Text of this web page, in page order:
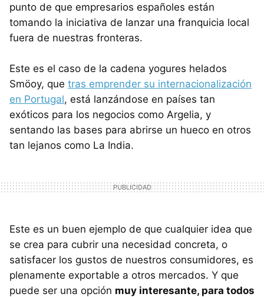
punto de que empresarios españoles están
tomando la iniciativa de lanzar una franquicia local
fuera de nuestras fronteras.
Este es el caso de la cadena yogures helados
Smöoy, que tras emprender su internacionalización
en Portugal, está lanzándose en países tan
exóticos para los negocios como Argelia, y
sentando las bases para abrirse un hueco en otros
tan lejanos como La India.
Este es un buen ejemplo de que cualquier idea que
se crea para cubrir una necesidad concreta, o
satisfacer los gustos de nuestros consumidores, es
plenamente exportable a otros mercados. Y que
puede ser una opción muy interesante, para todos